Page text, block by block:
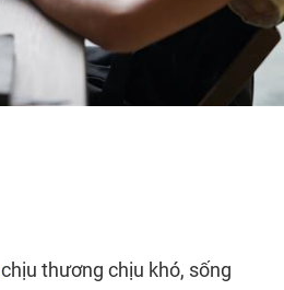
chịu thương chịu khó, sống